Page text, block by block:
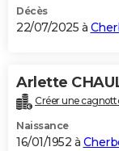
Décès
22/07/2025 à
Arlette
Créer une
Naissance
16/01/1952 à